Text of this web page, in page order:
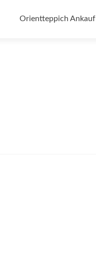
Inhalt
Orientteppich Ankauf